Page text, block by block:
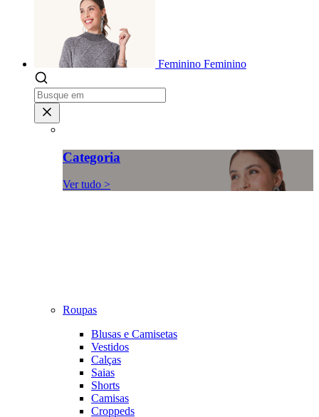
Feminino Feminino
Categoria
Ver tudo >
Roupas
Blusas e Camisetas
Vestidos
Calças
Saias
Shorts
Camisas
Croppeds